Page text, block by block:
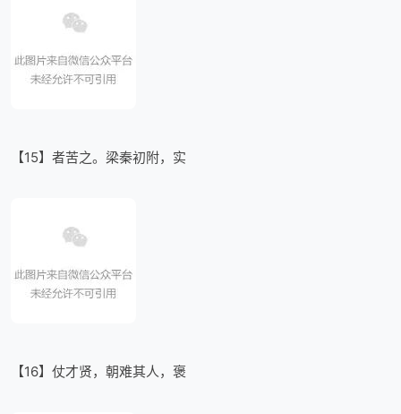
【15】者苦之。梁秦初附，实
【16】仗才贤，朝难其人，褒